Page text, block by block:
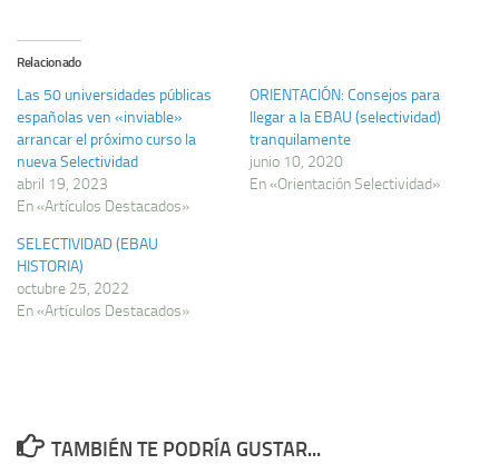
Relacionado
Las 50 universidades públicas
españolas ven «inviable»
arrancar el próximo curso la
nueva Selectividad
abril 19, 2023
En «Artículos Destacados»
ORIENTACIÓN: Consejos para
llegar a la EBAU (selectividad)
tranquilamente
junio 10, 2020
En «Orientación Selectividad»
SELECTIVIDAD (EBAU
HISTORIA)
octubre 25, 2022
En «Artículos Destacados»
TAMBIÉN TE PODRÍA GUSTAR...